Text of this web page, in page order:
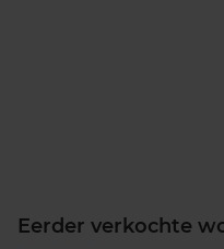
Eerder verkochte